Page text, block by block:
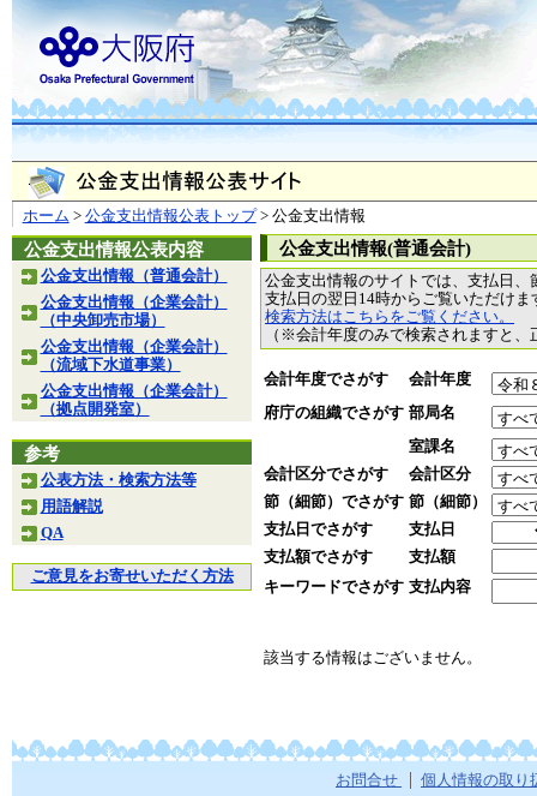
ホーム > 公金支出情報公表トップ> 公金支出情報
公金支出情報公表内容
公金支出情報（普通会計）
公金支出情報（企業会計）
（中央卸売市場）
公金支出情報（企業会計）
（流域下水道事業）
公金支出情報（企業会計）
（拠点開発室）
参考
公表方法・検索方法等
用語解説
QA
ご意見をお寄せいただく方法
公金支出情報(普通会計)
公金支出情報のサイトでは、支払日
支払日の翌日14時からご覧いただけ
検索方法はこちらをご覧ください。
（※会計年度のみで検索されますと
会計年度でさがす
会計年度
府庁の組織でさがす 部局名
室課名
会計区分でさがす
会計区分
節（細節）でさがす 節（細節）
支払日でさがす
支払日
支払額でさがす
支払額
キーワードでさがす 支払内容
該当する情報はございません。
お問合せ 個人情報の取り